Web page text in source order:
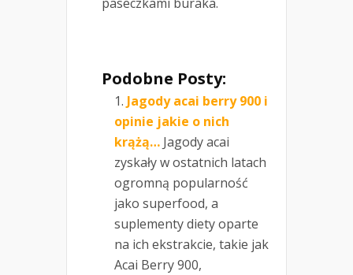
Podobne Posty:
Jagody acai berry 900 i
opinie jakie o nich
krążą… Jagody acai
zyskały w ostatnich latach
ogromną popularność
jako superfood, a
suplementy diety oparte
na ich ekstrakcie, takie jak
Acai Berry 900,